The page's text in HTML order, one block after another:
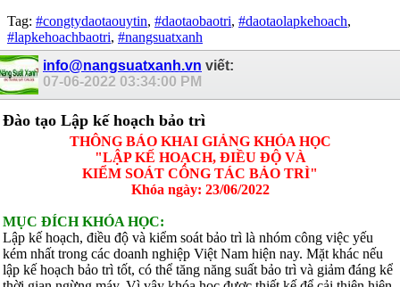
Tag: #congtydaotaouytin, #daotaobaotri, #daotaolapkehoach,
#lapkehoachbaotri, #nangsuatxanh
info@nangsuatxanh.vn viết:
07-06-2022 03:34:00 PM
Đào tạo Lập kế hoạch bảo trì
THÔNG BÁO KHAI GIẢNG KHÓA HỌC
"LẬP KẾ HOẠCH, ĐIỀU ĐỘ VÀ
KIỂM SOÁT CÔNG TÁC BẢO TRÌ"
Khóa ngày: 23/06/2022
MỤC ĐÍCH KHÓA HỌC:
Lập kế hoạch, điều độ và kiểm soát bảo trì là nhóm công việc yếu
kém nhất trong các doanh nghiệp Việt Nam hiện nay. Mặt khác nếu
lập kế hoạch bảo trì tốt, có thể tăng năng suất bảo trì và giảm đáng kể